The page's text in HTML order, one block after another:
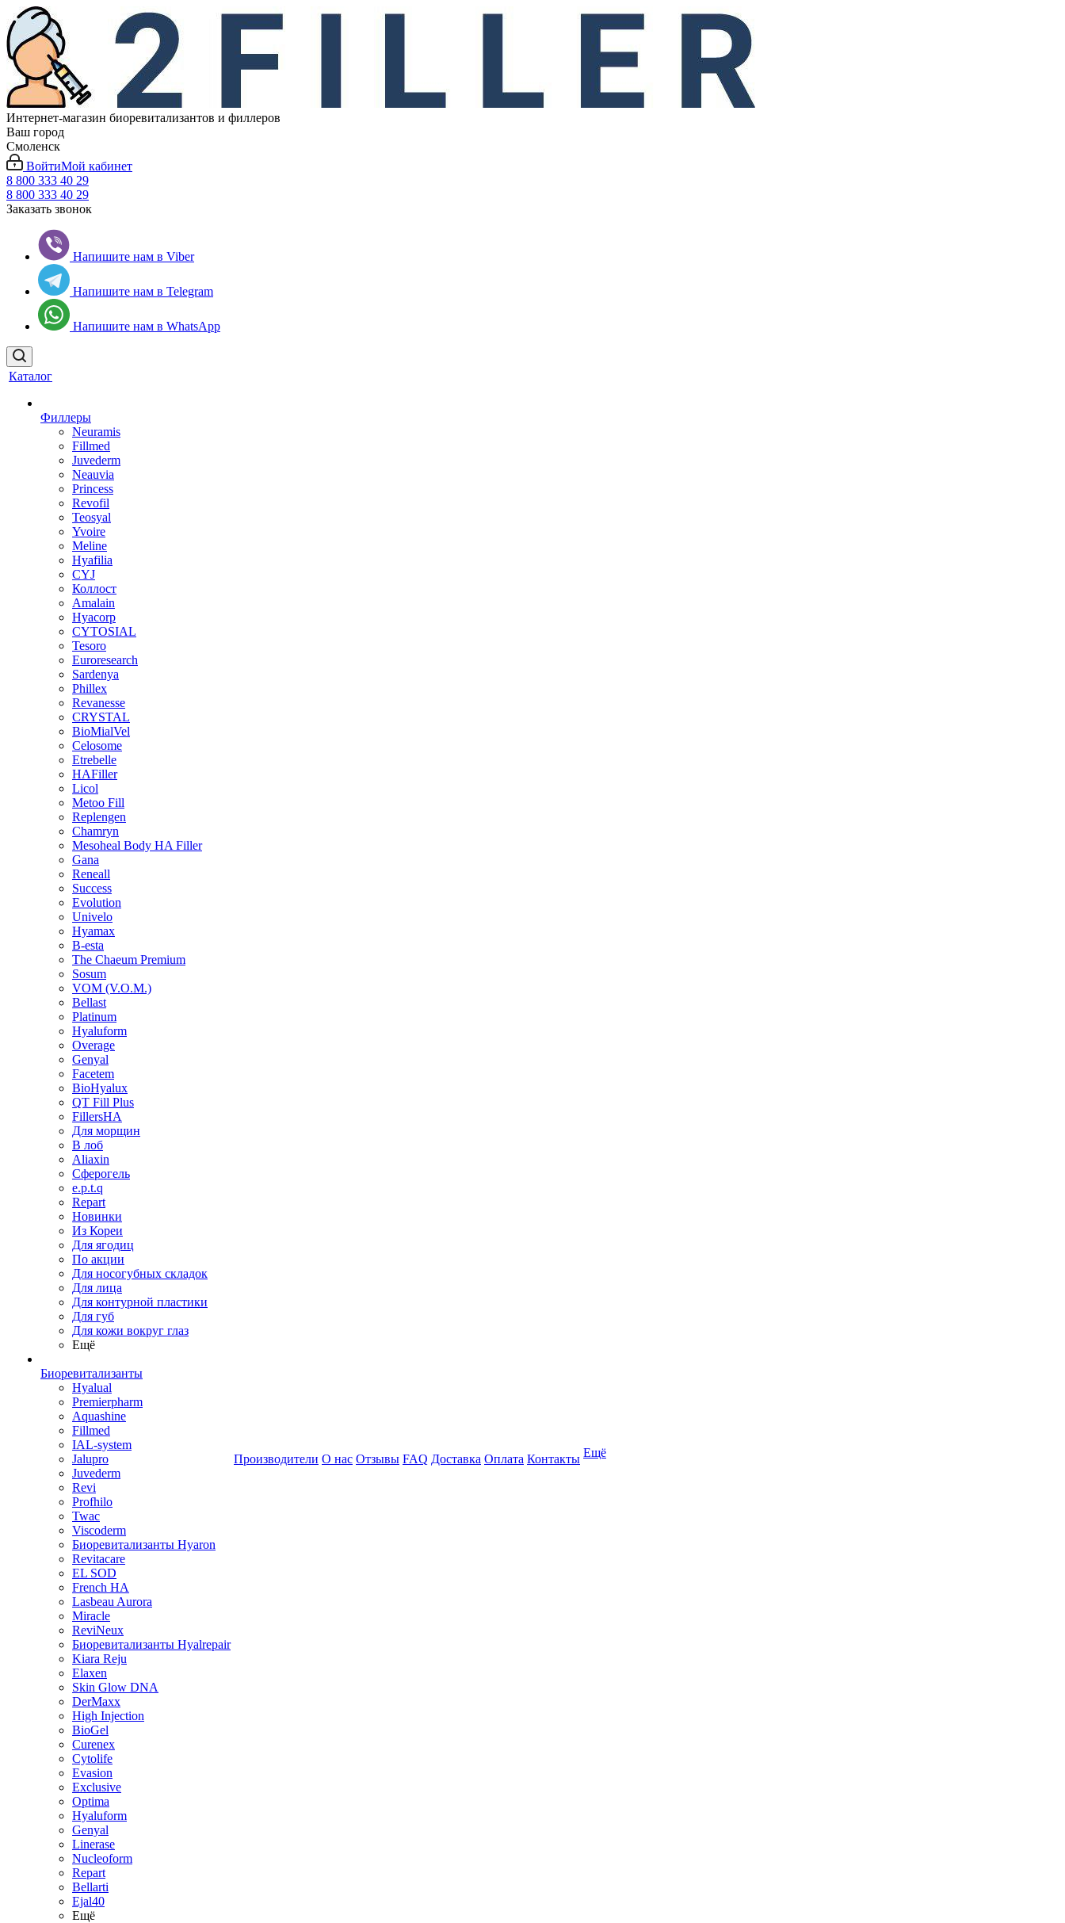
Интернет-магазин биоревитализантов и филлеров
Ваш город
Смоленск
ВойтиМой кабинет
8 800 333 40 29
8 800 333 40 29
Заказать звонок
Напишите нам в Viber
Напишите нам в Telegram
Напишите нам в WhatsApp
Каталог
Филлеры
Neuramis
Fillmed
Juvederm
Neauvia
Princess
Revofil
Teosyal
Yvoire
Meline
Hyafilia
CYJ
Коллост
Amalain
Hyacorp
CYTOSIAL
Tesoro
Euroresearch
Sardenya
Phillex
Revanesse
CRYSTAL
BioMialVel
Celosome
Etrebelle
HAFiller
Licol
Metoo Fill
Replengen
Chamryn
Mesoheal Body HA Filler
Gana
Reneall
Success
Evolution
Univelo
Hyamax
B-esta
The Chaeum Premium
Sosum
VOM (V.O.M.)
Bellast
Platinum
Hyaluform
Overage
Genyal
Facetem
BioHyalux
QT Fill Plus
FillersHA
Для морщин
В лоб
Aliaxin
Сферогель
e.p.t.q
Repart
Новинки
Из Кореи
Для ягодиц
По акции
Для носогубных складок
Для лица
Для контурной пластики
Для губ
Для кожи вокруг глаз
Ещё
Биоревитализанты
Hyalual
Premierpharm
Aquashine
Fillmed
IAL-system
Jalupro
Juvederm
Revi
Profhilo
Twac
Viscoderm
Биоревитализанты Hyaron
Revitacare
EL SOD
French HA
Lasbeau Aurora
Miracle
ReviNeux
Биоревитализанты Hyalrepair
Kiara Reju
Elaxen
Skin Glow DNA
DerMaxx
High Injection
BioGel
Curenex
Cytolife
Evasion
Exclusive
Optima
Hyaluform
Genyal
Linerase
Nucleoform
Repart
Bellarti
Ejal40
Ещё
Производители О нас Отзывы FAQ Доставка Оплата Контакты Ещё